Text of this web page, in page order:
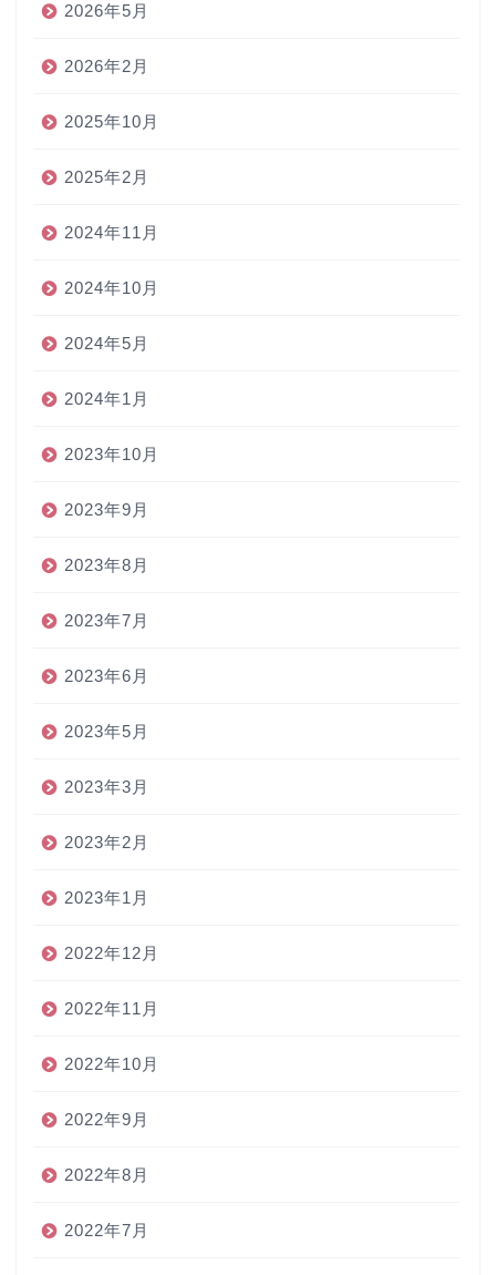
2026年5月
2026年2月
2025年10月
2025年2月
2024年11月
2024年10月
2024年5月
2024年1月
2023年10月
2023年9月
2023年8月
2023年7月
2023年6月
2023年5月
2023年3月
2023年2月
2023年1月
2022年12月
2022年11月
2022年10月
2022年9月
2022年8月
2022年7月